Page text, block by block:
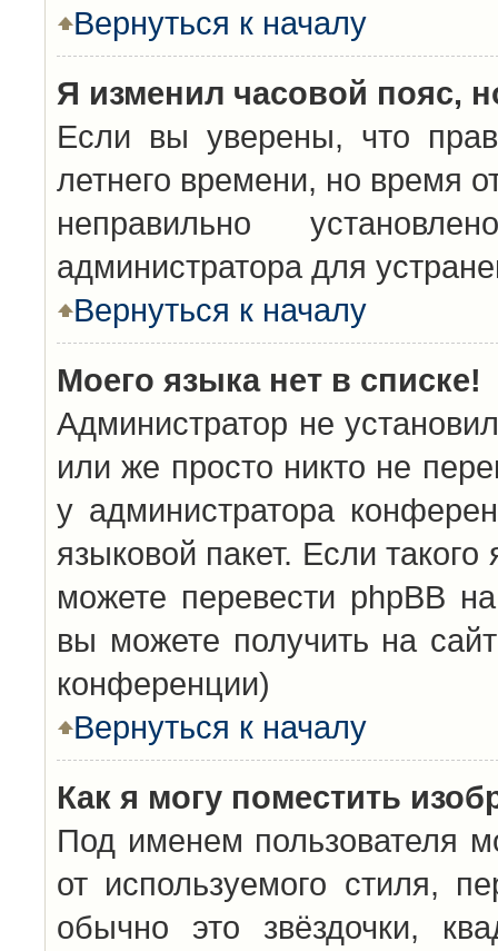
Вернуться к началу
Я изменил часовой пояс,
Если вы уверены, что
летнего времени, но время
неправильно
администратора для
Вернуться к началу
Моего языка нет в списке!
Администратор не
или же просто никто не
у администратора
языковой пакет. Если
можете перевести phpBB
вы можете получить на
конференции)
Вернуться к началу
Как я могу поместить
Под именем пользователя
от используемого стиля,
обычно это звёздочки,